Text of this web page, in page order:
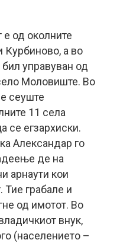
е од околните
Курбиново, а во
управуван од
Моловиште. Во
сеуште
11 села
се егзархиски.
Александар го
де на
арнаути кои
Тие грабале и
од имотот. Во
внук,
(населението –